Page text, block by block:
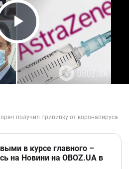
Video
в курсе главного –
на Новини на OBOZ.UA в